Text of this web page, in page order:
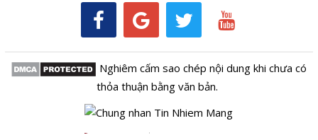
Nghiêm cấm sao chép nội dung khi chưa có
thỏa thuận bằng văn bản.